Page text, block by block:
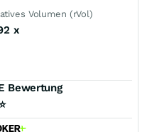
Volumen (rVol)
x
Bewertung